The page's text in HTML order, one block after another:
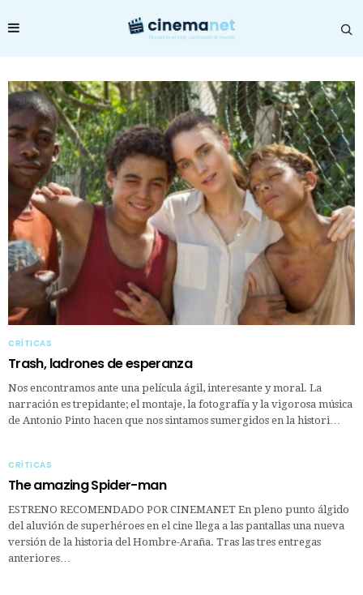
CRÍTICAS
Trash, ladrones de esperanza
Nos encontramos ante una película ágil, interesante y moral. La
narración es trepidante; el montaje, la fotografía y la vigorosa música
de Antonio Pinto hacen que nos sintamos sumergidos en la histori…
CRÍTICAS
The amazing Spider-man
ESTRENO RECOMENDADO POR CINEMANET En pleno punto álgido
del aluvión de superhéroes en el cine llega a las pantallas una nueva
versión de la historia del Hombre-Araña. Tras las tres entregas
anteriores…